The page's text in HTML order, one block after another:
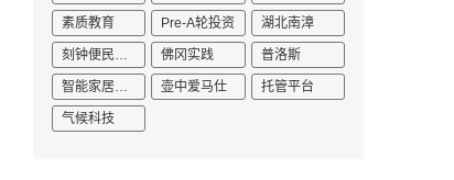
素质教育 Pre-A轮投资 湖北南漳
佛冈实践 普洛斯
壶中爱马仕 托管平台
气候科技